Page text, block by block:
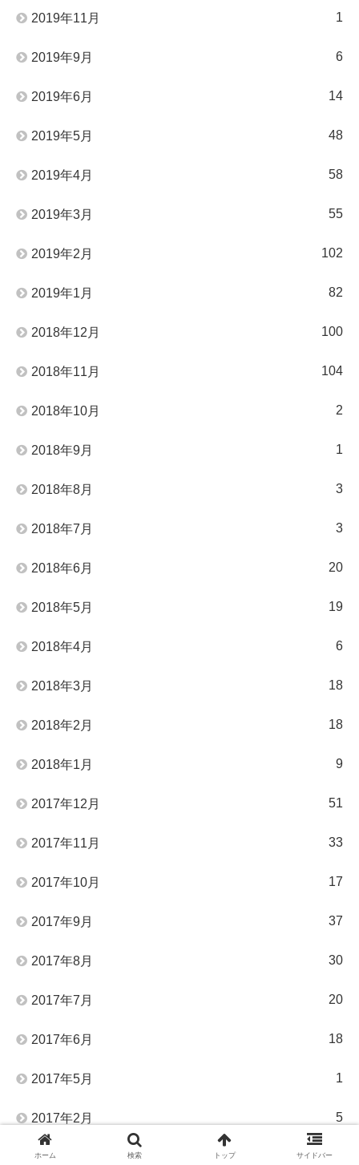
2019年11月 1
2019年9月 6
2019年6月 14
2019年5月 48
2019年4月 58
2019年3月 55
2019年2月 102
2019年1月 82
2018年12月 100
2018年11月 104
2018年10月 2
2018年9月 1
2018年8月 3
2018年7月 3
2018年6月 20
2018年5月 19
2018年4月 6
2018年3月 18
2018年2月 18
2018年1月 9
2017年12月 51
2017年11月 33
2017年10月 17
2017年9月 37
2017年8月 30
2017年7月 20
2017年6月 18
2017年5月 1
2017年2月 5
2017年1月 21
ホーム 検索 トップ サイドバー